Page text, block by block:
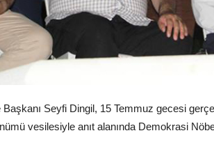
Seyfi Dingil, 15 Temmuz gecesi
vesilesiyle anıt alanında Demokrasi